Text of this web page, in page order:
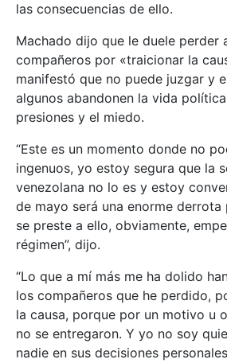
las consecuencias de ello.
Machado dijo que le duele perder
compañeros por «traicionar la
manifestó que no puede juzgar y
algunos abandonen la vida
presiones y el miedo.
“Este es un momento donde no
ingenuos, yo estoy segura que la
venezolana no lo es y estoy
de mayo será una enorme
se preste a ello, obviamente,
régimen”, dijo.
“Lo que a mí más me ha dolido
los compañeros que he perdido,
la causa, porque por un motivo u
no se entregaron. Y yo no soy
nadie en sus decisiones